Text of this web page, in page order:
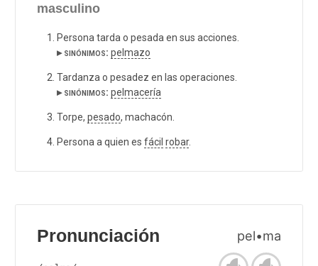
masculino
Persona tarda o pesada en sus acciones.
▸ sinónimos: pelmazo
Tardanza o pesadez en las operaciones.
▸ sinónimos: pelmacería
Torpe, pesado, machacón.
Persona a quien es fácil robar.
Pronunciación pel•ma